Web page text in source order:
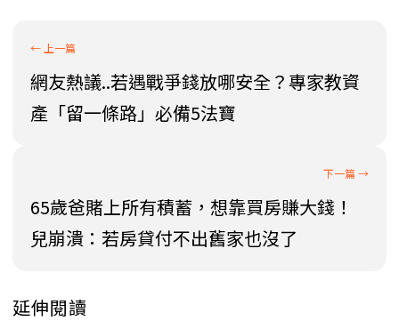
網友熱議..若遇戰爭錢放哪安全？專家教資
產「留一條路」必備5法寶
65歲爸賭上所有積蓄，想靠買房賺大錢！
兒崩潰：若房貸付不出舊家也沒了
延伸閱讀